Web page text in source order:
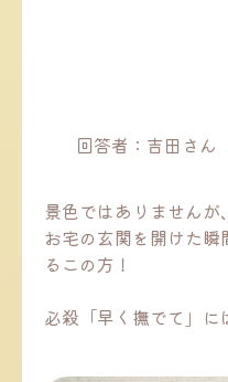
回答者：吉田さん
景色ではありません
お宅の玄関を開けた
るこの方！
必殺「早く撫でて」